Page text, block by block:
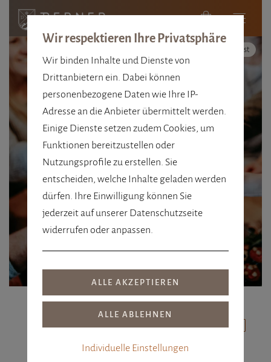
Hoher Kontrast
4 STERNE, DIE VON
HERZEN KOMMEN
KOMFORT, GASTLICHKEIT, ALPINE
QUALITÄT
Wir respektieren Ihre Privatsphäre
Wir binden Inhalte und Dienste von
Drittanbietern ein. Dabei können
personenbezogene Daten wie Ihre IP-
Adresse an die Anbieter übermittelt werden.
Einige Dienste setzen zudem Cookies, um
Funktionen bereitzustellen oder
Nutzungsprofile zu erstellen. Sie
entscheiden, welche Inhalte geladen werden
dürfen. Ihre Einwilligung können Sie
jederzeit auf unserer Datenschutzseite
widerrufen oder anpassen.
Individuelle Einstellungen